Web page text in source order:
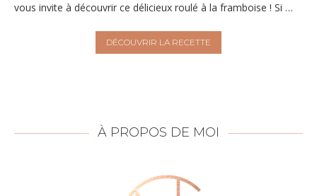
vous invite à découvrir ce délicieux roulé à la framboise ! Si …
DÉCOUVRIR LA RECETTE
À PROPOS DE MOI